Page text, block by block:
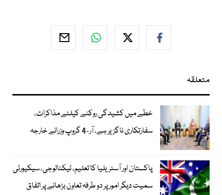
متعلقہ
خطے میں کشیدگی روکنے کیلئے مذاکرات،
سفارتکاری ناگزیر ہے، آر-4 گروپ وزرائے خارجہ
پاکستان اور آسٹریلیا کا تعلیم، ٹیکنالوجی، سیکیورٹی
سمیت دیگر امور پر دو طرفہ تعاون بڑھانے پر اتفاق